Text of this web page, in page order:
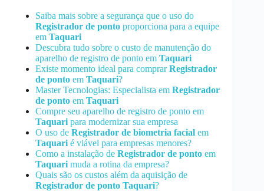
Saiba mais sobre a segurança que o uso do
Registrador de ponto proporciona para a equipe
em Taquari
Descubra tudo sobre o custo de manutenção do
aparelho de registro de ponto em Taquari
Existe momento ideal para comprarRegistrador
de ponto em Taquari?
Master Tecnologias: Especialista em Registrador
de ponto em Taquari
Compre seu aparelho de registro de ponto em
Taquari para modernizar sua empresa
O uso de Registrador de biometria facial em
Taquari é viável para empresas menores?
Como a instalação de Registrador de ponto em
Taquari muda a rotina da empresa?
Quais são os custos além da aquisição de
Registrador de ponto Taquari?